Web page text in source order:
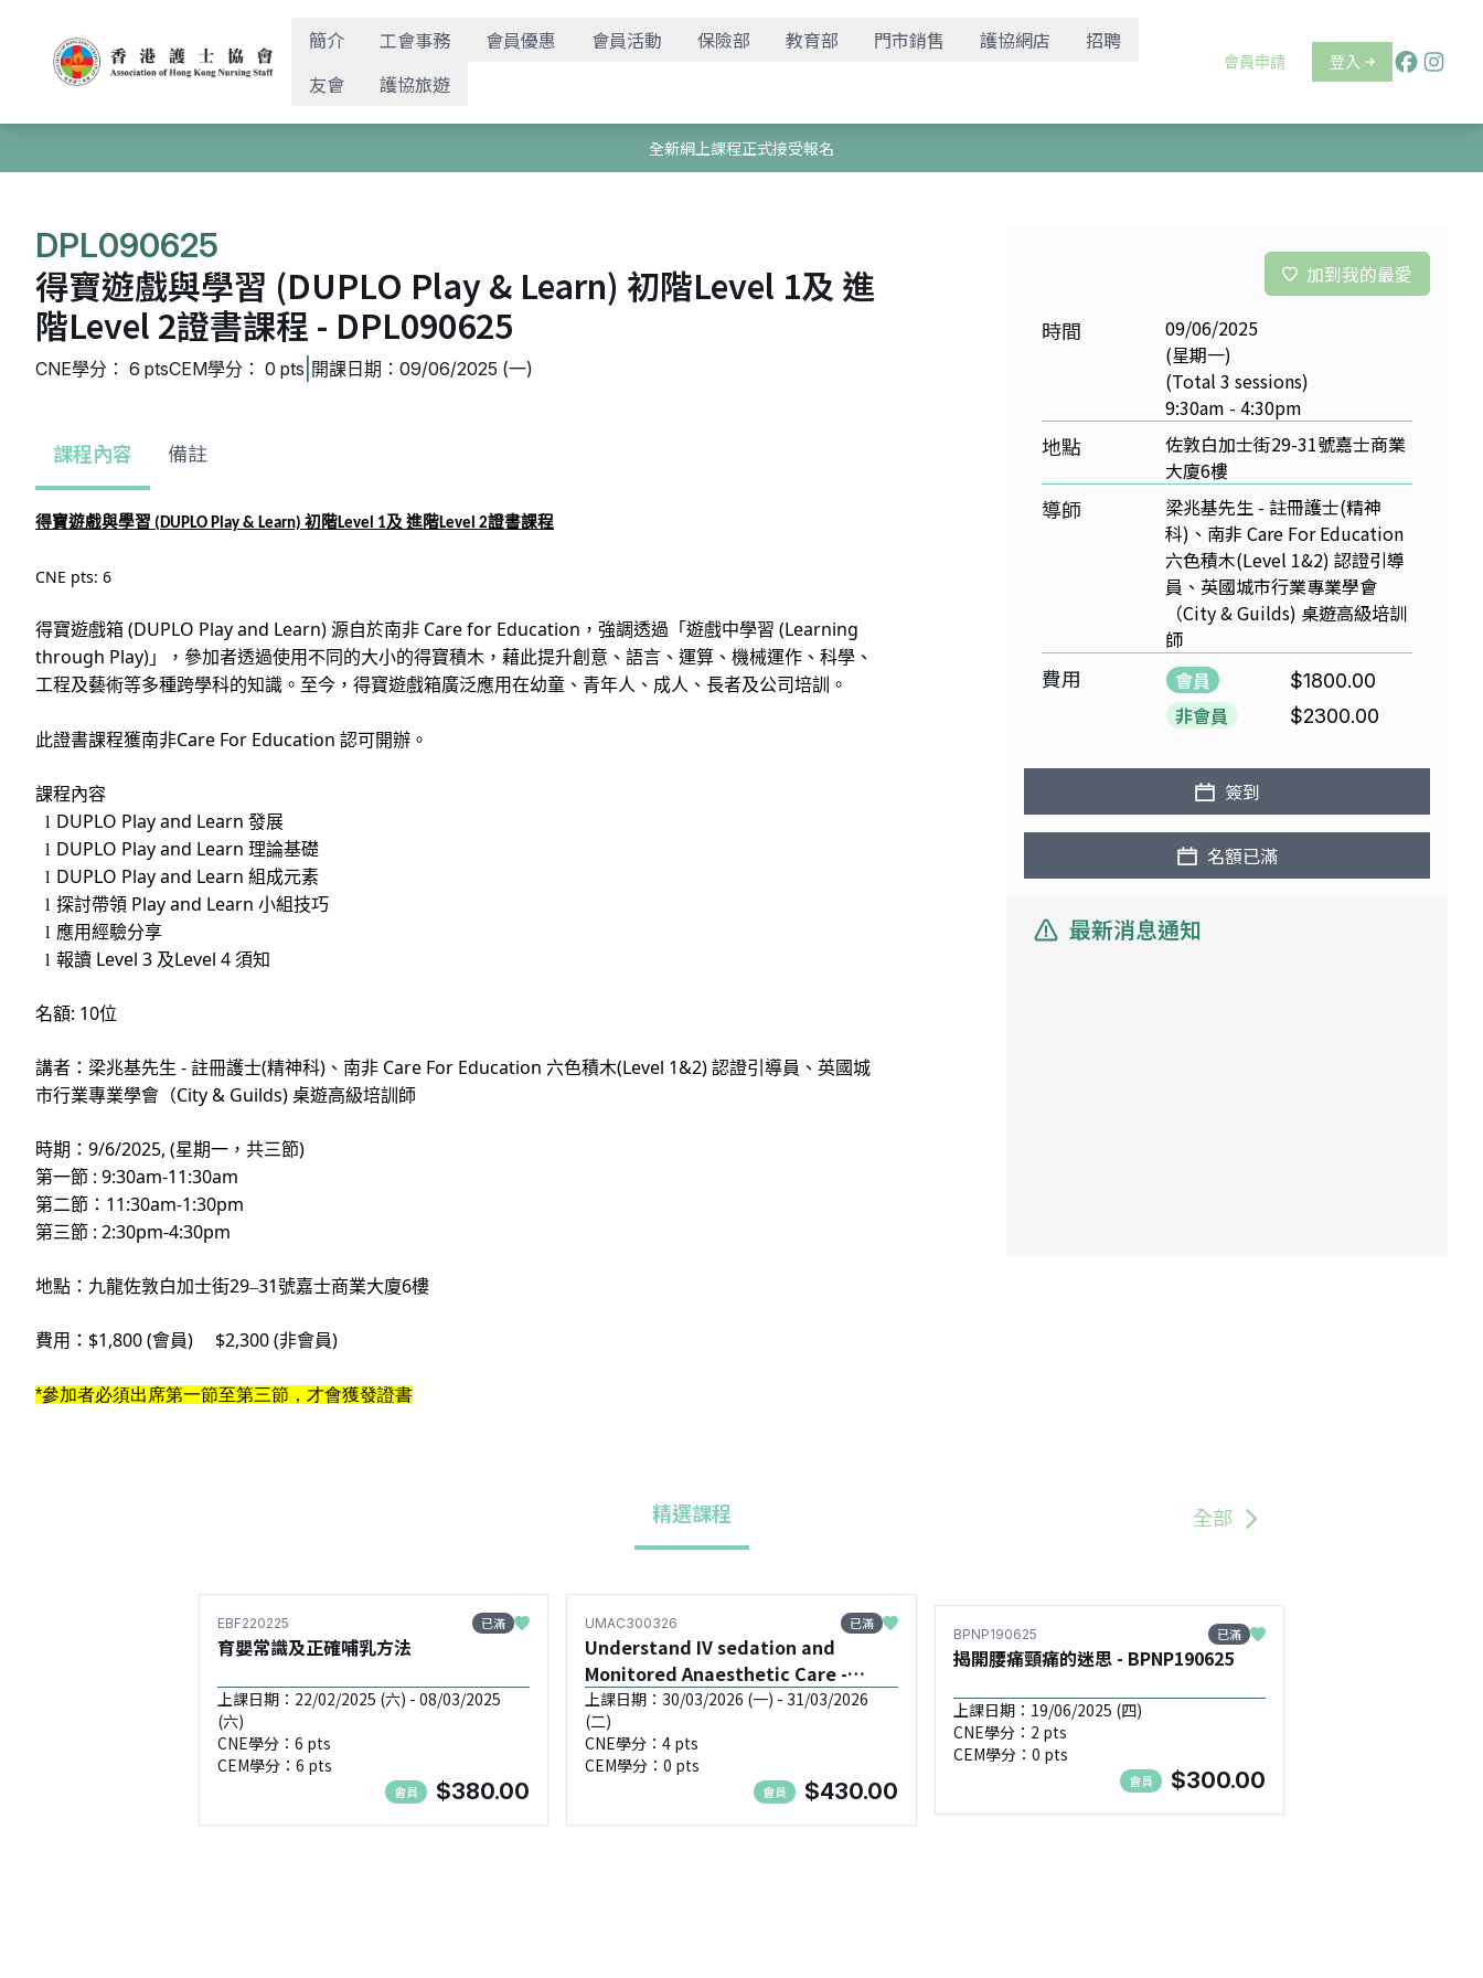
簡介 工會事務 會員優惠 會員活動 保險部 教育部 門市銷售 護協網店
招聘
友會
護協旅遊
會員申請 登入
全新網上課程正式接受報名
DPL090625
得寶遊戲與學習 (DUPLO Play & Learn) 初階Level 1及 進
階Level 2證書課程 - DPL090625
CNE學分： 6 ptsCEM學分： 0 pts 開課日期：09/06/2025 (一)
課程內容 備註
得寶遊戲與學習 (DUPLO Play & Learn) 初階Level 1及 進階Level 2證書課程
CNE pts: 6
得寶遊戲箱 (DUPLO Play and Learn) 源自於南非 Care for Education ，強調透過「遊戲中學習 (Learning
through Play) 」，參加者透過使用不同的大小的得寶積木，藉此提升創意、語言、運算、機械運作、科學、
⼯程及藝術等多種跨學科的知識。至今，得寶遊戲箱廣泛應用在幼童、青年人、成人、長者及公司培訓。
此證書課程獲南非Care For Education 認可開辦。
課程內容
l DUPLO Play and Learn發展
l DUPLO Play and Learn理論基礎
l DUPLO Play and Learn組成元素
l 探討帶領 Play and Learn小組技巧
l 應用經驗分享
l 報讀 Level 3 及Level 4須知
名額: 10位
講者：梁兆基先生 - 註冊護士(精神科) 、南非 Care For Education 六色積木(Level 1&2) 認證引導員、英國城
市行業專業學會（City & Guilds) 桌遊高級培訓師
時期： 9/6/2025, (星期一，共三節)
第一節 : 9:30am-11:30am
第二節： 11:30am-1:30pm
第三節 : 2:30pm-4:30pm
地點：九龍佐敦白加士街29–31號嘉士商業大廈6樓
費用： $1,800 (會員) $2,300 (非會員)
*參加者必須出席第一節至第三節，才會獲發證書
加到我的最愛
時間
09/06/2025
(星期一)
(Total 3 sessions)
9:30am - 4:30pm
地點
佐敦白加士街29-31號嘉士商業
大廈6樓
導師
梁兆基先生 - 註冊護士(精神
科)、南非 Care For Education
六色積木(Level 1&2) 認證引導
員、英國城市行業專業學會
（City & Guilds) 桌遊高級培訓
師
費用 會員 $1800.00
非會員 $2300.00
簽到
名額已滿
最新消息通知
精選課程 全部
EBF220225 已滿
育嬰常識及正確哺乳方法
上課日期：22/02/2025 (六) - 08/03/2025
(六)
CNE學分：6 pts
CEM學分：6 pts
會員 $380.00
UMAC300326 已滿
Understand IV sedation and
Monitored Anaesthetic Care -
UMAC300326
上課日期：30/03/2026 (一) - 31/03/2026
(二)
CNE學分：4 pts
CEM學分：0 pts
會員 $430.00
BPNP190625 已滿
揭開腰痛頸痛的迷思 - BPNP190625
上課日期：19/06/2025 (四)
CNE學分：2 pts
CEM學分：0 pts
會員 $300.00